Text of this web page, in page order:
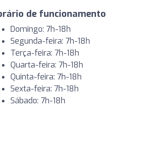
de funcionamento
Domingo: 7h-18h
Segunda-feira: 7h-18h
Terça-feira: 7h-18h
Quarta-feira: 7h-18h
Quinta-feira: 7h-18h
Sexta-feira: 7h-18h
Sábado: 7h-18h